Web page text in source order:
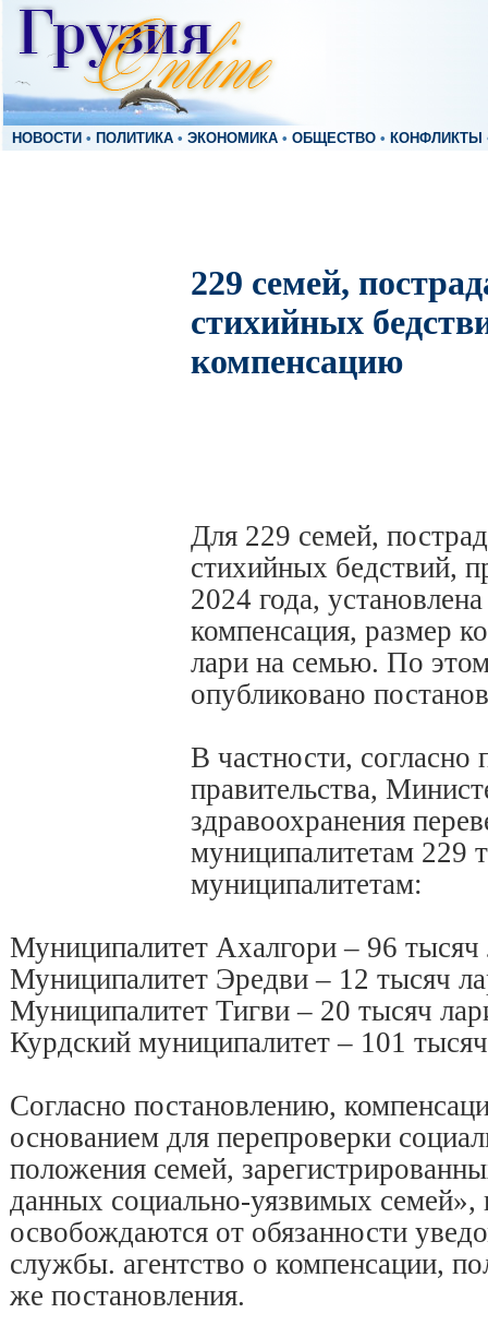
НОВОСТИ • ПОЛИТИКА • ЭКОНОМИКА • ОБЩЕСТВО • КОНФЛИКТЫ
229 семей,
стихийных
компенсацию
Для 229 семей,
стихийных бедствий,
2024 года,
компенсация, размер
лари на семью. По
опубликовано
В частности, согласно
правительства,
здравоохранения
муниципалитетам 229
муниципалитетам:
Муниципалитет Ахалгори – 96 тысяч
Муниципалитет Эредви – 12 тысяч
Муниципалитет Тигви – 20 тысяч
Курдский муниципалитет – 101
Согласно постановлению,
основанием для перепроверки
положения семей,
данных социально-уязвимых семей»,
освобождаются от обязанности
службы. агентство о компенсации,
же постановления.